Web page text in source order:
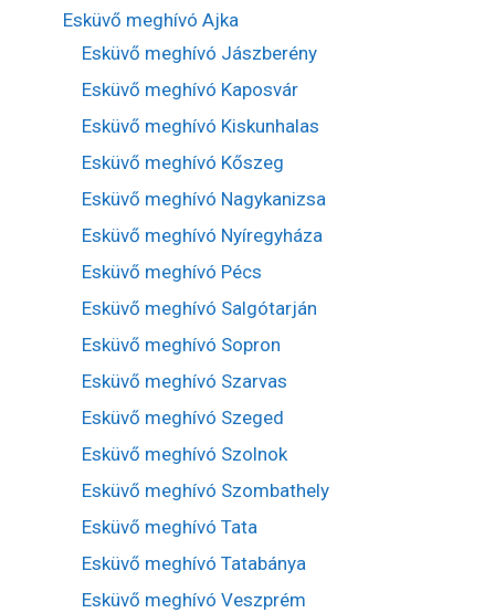
Esküvő meghívó Ajka
Esküvő meghívó Jászberény
Esküvő meghívó Kaposvár
Esküvő meghívó Kiskunhalas
Esküvő meghívó Kőszeg
Esküvő meghívó Nagykanizsa
Esküvő meghívó Nyíregyháza
Esküvő meghívó Pécs
Esküvő meghívó Salgótarján
Esküvő meghívó Sopron
Esküvő meghívó Szarvas
Esküvő meghívó Szeged
Esküvő meghívó Szolnok
Esküvő meghívó Szombathely
Esküvő meghívó Tata
Esküvő meghívó Tatabánya
Esküvő meghívó Veszprém